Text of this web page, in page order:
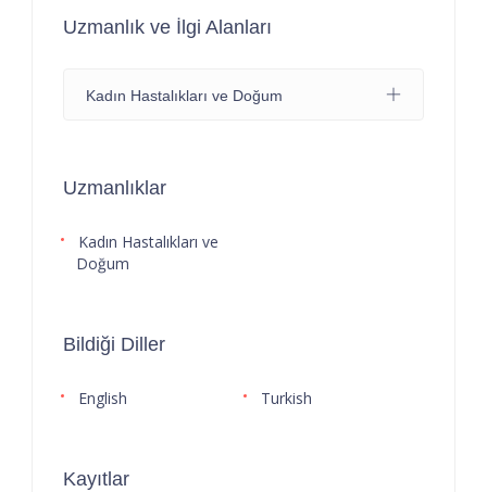
Uzmanlık ve İlgi Alanları
Kadın Hastalıkları ve Doğum
Uzmanlıklar
Kadın Hastalıkları ve
Doğum
Bildiği Diller
English Turkish
Kayıtlar